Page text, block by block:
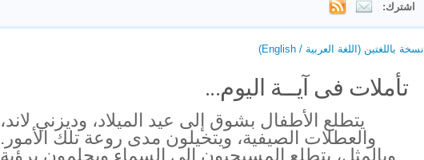
اشترك:
نسخة باللغتين (اللغة العربية / English)
تأملات فى آيــة اليوم...
يتطلع الأطفال بشوق إلى عيد الميلاد، وديزني لاند،
والعطلات الصيفية، ويتخيلون مدى روعة تلك الأمور.
وبالمثل، يتطلع المسيحيون إلى السماء ويحلمون برؤية